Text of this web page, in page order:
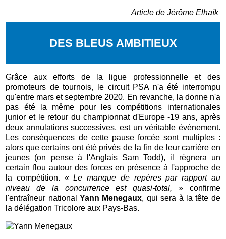
Article de Jérôme Elhaïk
DES BLEUS AMBITIEUX
Grâce aux efforts de la ligue professionnelle et des
promoteurs de tournois, le circuit PSA n'a été interrompu
qu'entre mars et septembre 2020. En revanche, la donne n'a
pas été la même pour les compétitions internationales
junior et le retour du championnat d'Europe -19 ans, après
deux annulations successives, est un véritable événement.
Les conséquences de cette pause forcée sont multiples :
alors que certains ont été privés de la fin de leur carrière en
jeunes (on pense à l'Anglais Sam Todd), il règnera un
certain flou autour des forces en présence à l'approche de
la compétition. «Le manque de repères par rapport au
niveau de la concurrence est quasi-total, » confirme
l'entraîneur national Yann Menegaux, qui sera à la tête de
la délégation Tricolore aux Pays-Bas.